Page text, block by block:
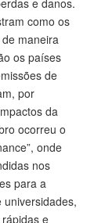
e danos.
como os
maneira
os países
de
por
da
ocorreu o
onde
nos
para a
e